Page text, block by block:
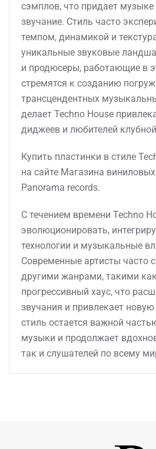
сэмплов, что придает музыке
звучание. Стиль часто
темпом, динамикой и
уникальные звуковые
и продюсеры, работающие в
стремятся к созданию
трансцендентных
делает Techno House
диджеев и любителей
Купить пластинки в стиле
на сайте Магазина
Panorama records.
С течением времени Techno
эволюционировать,
технологии и музыкальные
Современные артисты часто
другими жанрами, такими
прогрессивный хаус, что
звучания и привлекает
стиль остается важной
музыки и продолжает
так и слушателей по всему